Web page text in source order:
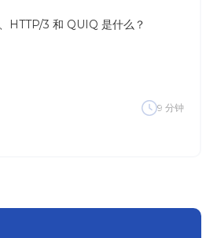
HTTP/3 和 QUIQ 是什么？
9 分钟